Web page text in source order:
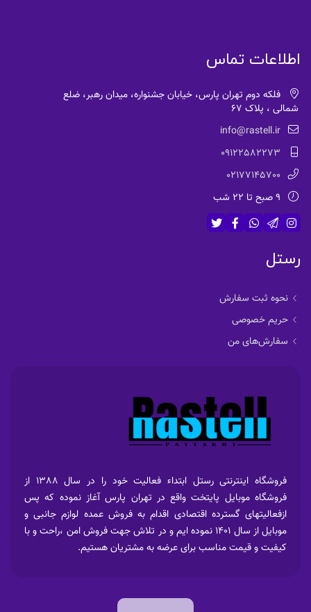
اطلاعات تماس
فلکه دوم تهران پارس، خیابان جشنواره، میدان رهبر، ضلع
شمالی ، پلاک 67
info@rastell.ir
09122582273
02177145700
9 صبح تا 22 شب
رستل
نحوه ثبت سفارش
حریم خصوصی
سفارش‌های من
فروشگاه اینترنتی رستل ابتداء فعالیت خود را در سال 1388 از
فروشگاه موبایل پایتخت واقع در تهران پارس آغاز نموده که پس
ازفعالیتهای گسترده اقتصادی اقدام به فروش عمده لوازم جانبی و
موبایل از سال 1401 نموده ایم و در تلاش جهت فروش امن ،راحت و با
کیفیت و قیمت مناسب برای عرضه به مشتریان هستیم.